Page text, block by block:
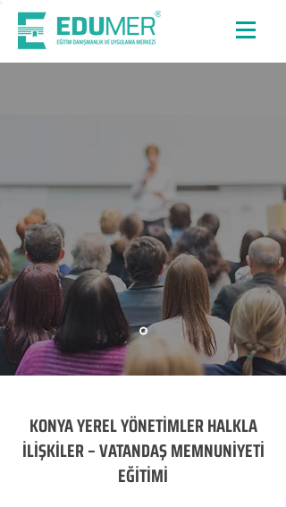
KONYA YEREL YÖNETİMLER HALKLA
İLİŞKİLER – VATANDAŞ MEMNUNİYETİ
EĞİTİMİ